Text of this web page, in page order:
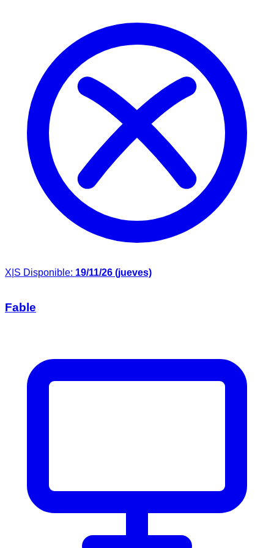
X|S Disponible: 19/11/26 (jueves)
Fable